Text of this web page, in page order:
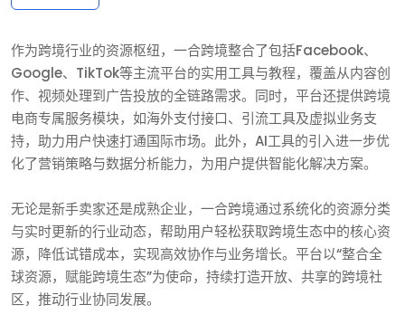
作为跨境行业的资源枢纽，一合跨境整合了包括Facebook、
Google、TikTok等主流平台的实用工具与教程，覆盖从内容创
作、视频处理到广告投放的全链路需求。同时，平台还提供跨境
电商专属服务模块，如海外支付接口、引流工具及虚拟业务支
持，助力用户快速打通国际市场。此外，AI工具的引入进一步优
化了营销策略与数据分析能力，为用户提供智能化解决方案。
无论是新手卖家还是成熟企业，一合跨境通过系统化的资源分类
与实时更新的行业动态，帮助用户轻松获取跨境生态中的核心资
源，降低试错成本，实现高效协作与业务增长。平台以“整合全
球资源，赋能跨境生态”为使命，持续打造开放、共享的跨境社
区，推动行业协同发展。